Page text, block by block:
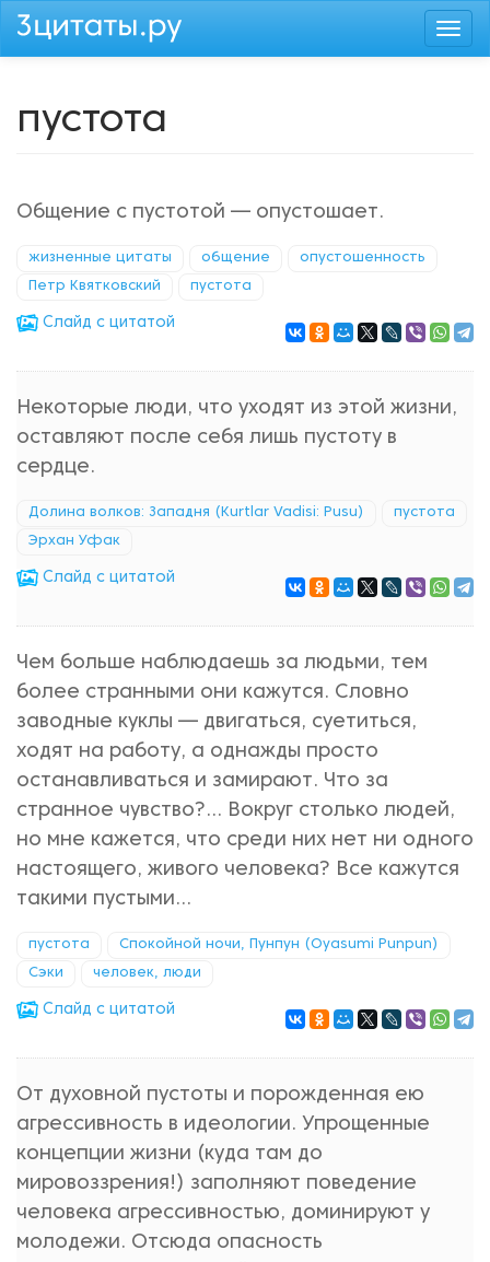
Перейти
пустота
Общение с пустотой — опустошает.
жизненные цитаты общение опустошенность
Петр Квятковский пустота
Cлайд с цитатой
Некоторые люди, что уходят из этой жизни,
оставляют после себя лишь пустоту в
сердце.
Долина волков: Западня (Kurtlar Vadisi: Pusu) пустота
Эрхан Уфак
Cлайд с цитатой
Чем больше наблюдаешь за людьми, тем
более странными они кажутся. Словно
заводные куклы — двигаться, суетиться,
ходят на работу, а однажды просто
останавливаться и замирают. Что за
странное чувство?... Вокруг столько людей,
но мне кажется, что среди них нет ни одного
настоящего, живого человека? Все кажутся
такими пустыми...
пустота Спокойной ночи, Пунпун (Oyasumi Punpun)
Сэки человек, люди
Cлайд с цитатой
От духовной пустоты и порожденная ею
агрессивность в идеологии. Упрощенные
концепции жизни (куда там до
мировоззрения!) запол­няют поведение
человека агрессивностью, доминируют у
молодежи. Отсюда опасность